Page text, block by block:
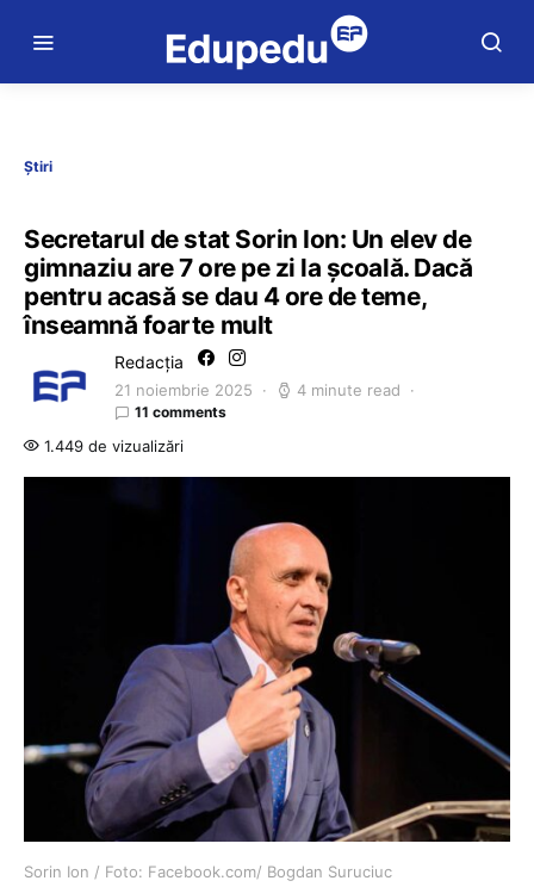
Știri
Secretarul de stat Sorin Ion: Un elev de
gimnaziu are 7 ore pe zi la școală. Dacă
pentru acasă se dau 4 ore de teme,
înseamnă foarte mult
Redacția
21 noiembrie 2025 4 minute read
11 comments
1.449 de vizualizări
Sorin Ion / Foto: Facebook.com/ Bogdan Suruciuc